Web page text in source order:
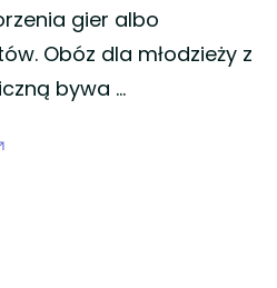
gier albo
Obóz dla młodzieży z
bywa …